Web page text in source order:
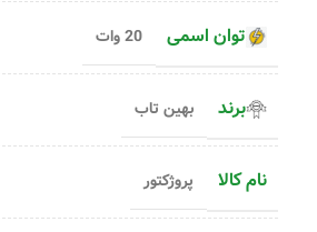
توان اسمی 20 وات
برند بهین تاب
نام کالا پروژکتور